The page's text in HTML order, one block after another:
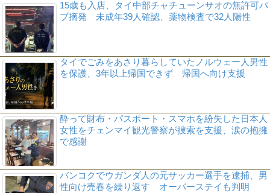
15歳も入店、タイ中部チャチューンサオの無許可パ
ブ摘発 未成年39人確認、薬物検査で32人陽性
タイでごみをあさり暮らしていたノルウェー人男性
を保護、3年以上帰国できず 帰国へ向け支援
酔って財布・パスポート・スマホを紛失した日本人
女性をチェンマイ観光警察が捜索を支援、涙の抱擁
で感謝
バンコクでウガンダ人の元サッカー選手を逮捕、男
性向け売春を繰り返す オーバーステイも判明